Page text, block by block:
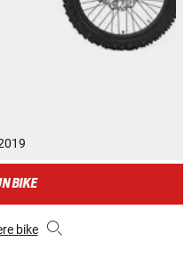
BIKE
bike